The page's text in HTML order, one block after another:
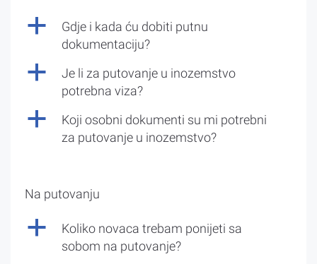
a
Gdje i kada ću dobiti putnu
dokumentaciju?
a
Je li za putovanje u inozemstvo
potrebna viza?
a
Koji osobni dokumenti su mi potrebni
za putovanje u inozemstvo?
Na putovanju
a
Koliko novaca trebam ponijeti sa
sobom na putovanje?